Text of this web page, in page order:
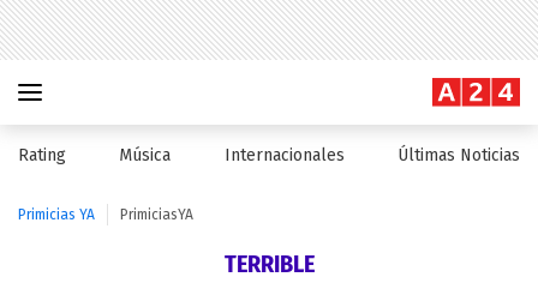
Rating Música Internacionales Últimas Noticias
Primicias YA PrimiciasYA
TERRIBLE